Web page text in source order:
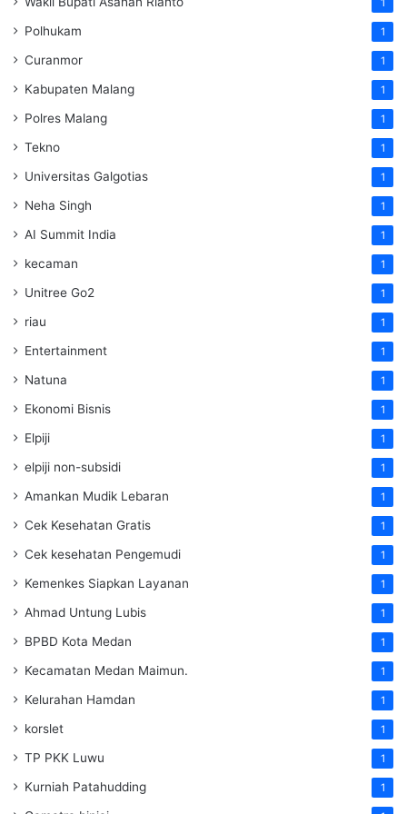
1
Polhukam 1
Curanmor 1
Kabupaten Malang 1
Polres Malang 1
Tekno 1
Universitas Galgotias 1
Neha Singh 1
AI Summit India 1
kecaman 1
Unitree Go2 1
riau 1
Entertainment 1
Natuna 1
Ekonomi Bisnis 1
Elpiji 1
elpiji non-subsidi 1
Amankan Mudik Lebaran 1
Cek Kesehatan Gratis 1
Cek kesehatan Pengemudi 1
Kemenkes Siapkan Layanan 1
Ahmad Untung Lubis 1
BPBD Kota Medan 1
Kecamatan Medan Maimun. 1
Kelurahan Hamdan 1
korslet 1
TP PKK Luwu 1
Kurniah Patahudding 1